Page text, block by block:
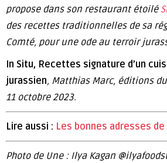
propose dans son restaurant étoilé
des recettes traditionnelles de sa
Comté, pour une ode au terroir
In Situ, Recettes signature d’un
jurassien, Matthias Marc, éditions
11 octobre 2023.
Lire aussi : Les bonnes adresses
Photo de Une : Ilya Kagan